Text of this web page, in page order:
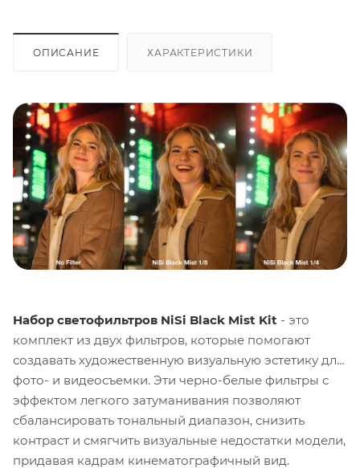
ОПИСАНИЕ ХАРАКТЕРИСТИКИ
Набор светофильтров NiSi Black Mist Kit - это
комплект из двух фильтров, которые помогают
создавать художественную визуальную эстетику для
фото- и видеосъемки. Эти черно-белые фильтры с
эффектом легкого затуманивания позволяют
сбалансировать тональный диапазон, снизить
контраст и смягчить визуальные недостатки модели,
придавая кадрам кинематографичный вид.